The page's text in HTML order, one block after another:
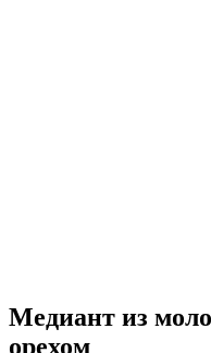
Медиант из
орехом